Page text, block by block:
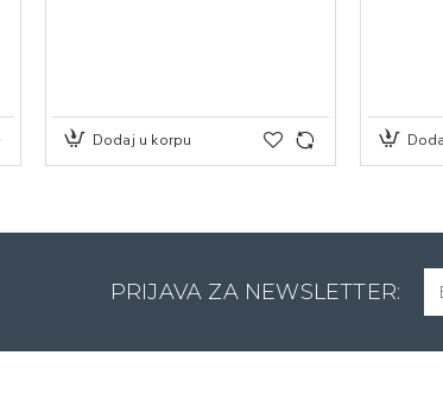
Dodaj u korpu
PRIJAVA ZA NEWSLETTER: